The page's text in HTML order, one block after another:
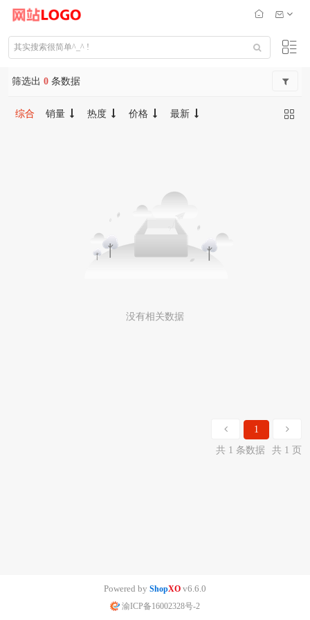
筛选出 0 条数据
综合 销量 热度 价格 最新
没有相关数据
1
共 1 条数据
共 1 页
Powered by ShopXO v6.6.0
渝ICP备16002328号-2